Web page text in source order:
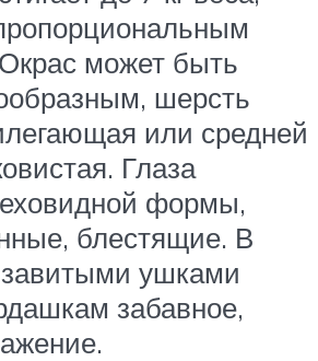
может быть
шерсть
или средней
Глаза
формы,
блестящие. В
завитыми ушками
забавное,